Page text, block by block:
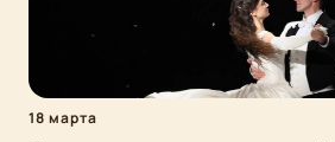
18 марта